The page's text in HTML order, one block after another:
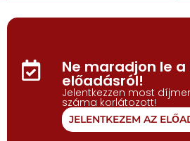
Ne maradjon le
előadásról!
Jelentkezzen most
száma korlátozott!
JELENTKEZEM AZ